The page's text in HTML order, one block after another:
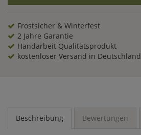
Frostsicher & Winterfest
2 Jahre Garantie
Handarbeit Qualitätsprodukt
kostenloser Versand in Deutschland
Beschreibung Bewertungen